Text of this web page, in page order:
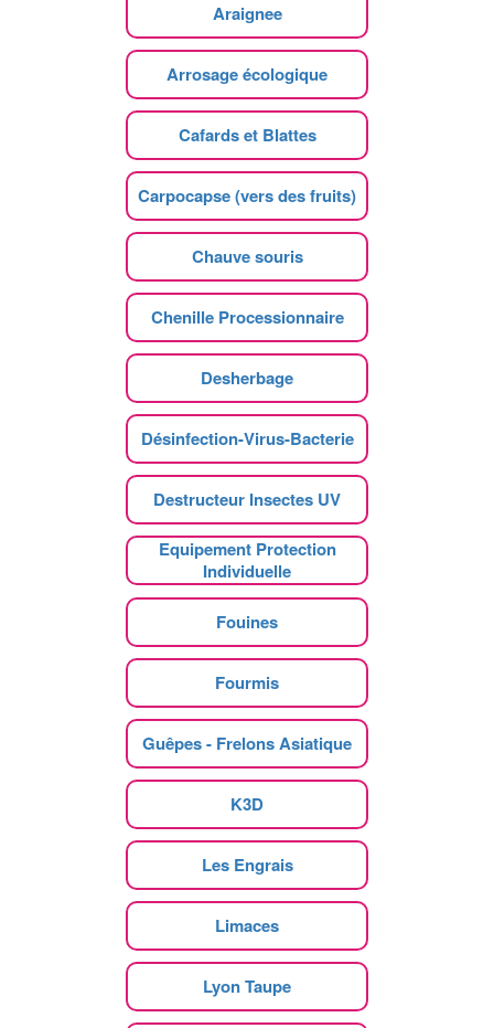
Araignee
Arrosage écologique
Cafards et Blattes
Carpocapse (vers des fruits)
Chauve souris
Chenille Processionnaire
Desherbage
Désinfection-Virus-Bacterie
Destructeur Insectes UV
Equipement Protection
Individuelle
Fouines
Fourmis
Guêpes - Frelons Asiatique
K3D
Les Engrais
Limaces
Lyon Taupe